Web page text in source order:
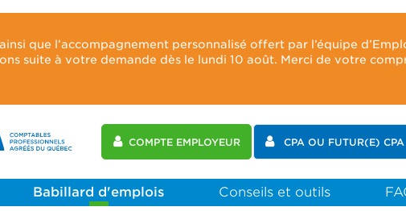
que l’accompagnement personnalisé offert par l’équipe
suite à votre demande dès le lundi 10 août. Merci de votre
COMPTE EMPLOYEUR CPA OU FUTUR(E) CPA
Babillard d'emplois Conseils et outils